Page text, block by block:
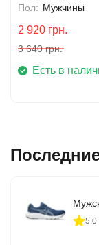
Пол: Мужчины
2 920 грн.
3 640 грн.
Есть в
5.0